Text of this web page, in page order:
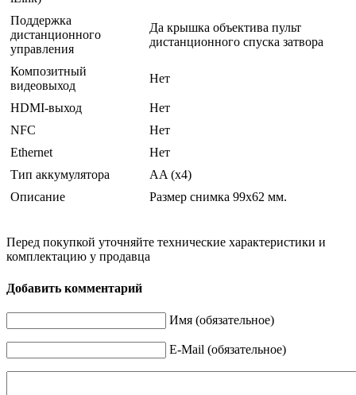
Поддержка
дистанционного
управления
Да крышка объектива пульт
дистанционного спуска затвора
Композитный
видеовыход
Нет
HDMI-выход
Нет
NFC
Нет
Ethernet
Нет
Тип аккумулятора
AA (x4)
Описание
Размер снимка 99х62 мм.
Перед покупкой уточняйте технические характеристики и
комплектацию у продавца
Добавить комментарий
Имя (обязательное)
E-Mail (обязательное)